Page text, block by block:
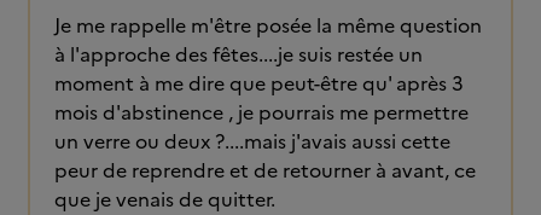
Je me rappelle m'être posée la même question
à l'approche des fêtes....je suis restée un
moment à me dire que peut-être qu' après 3
mois d'abstinence , je pourrais me permettre
un verre ou deux ?....mais j'avais aussi cette
peur de reprendre et de retourner à avant, ce
que je venais de quitter.